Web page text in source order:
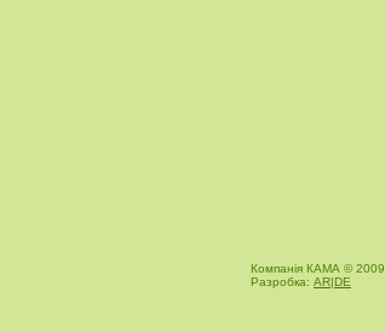
Компанія КАМА © 2009
Разробка: AR|DE